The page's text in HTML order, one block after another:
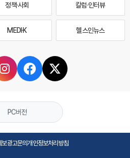
정책·사회 칼럼·인터뷰
MEDI·K 헬스인뉴스
PC버전
보광고문의개인정보처리방침